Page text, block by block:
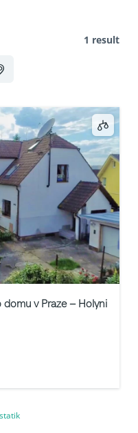
1 result
v Praze – Holyni